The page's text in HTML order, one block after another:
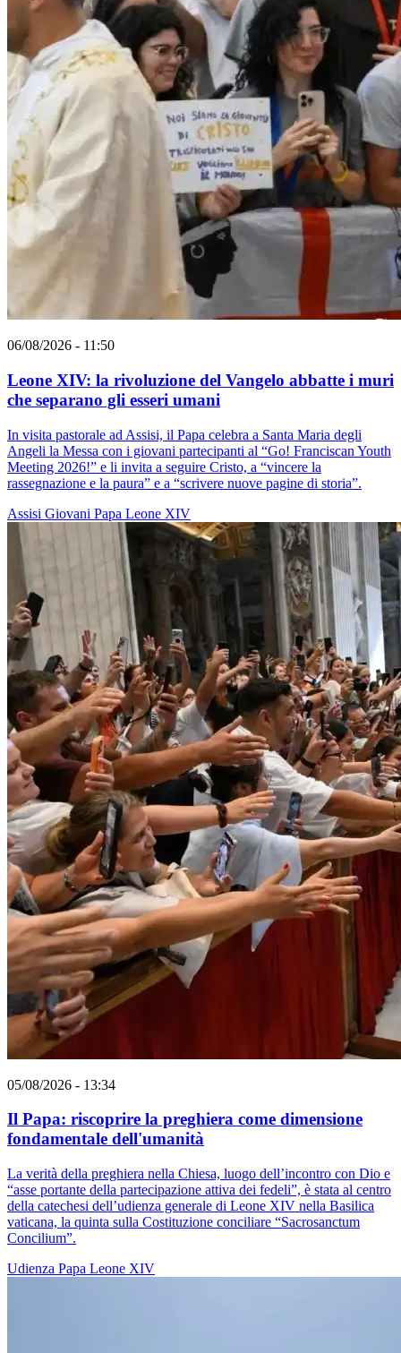
06/08/2026 - 11:50
Leone XIV: la rivoluzione del Vangelo abbatte i muri
che separano gli esseri umani
In visita pastorale ad Assisi, il Papa celebra a Santa Maria degli
Angeli la Messa con i giovani partecipanti al “Go! Franciscan Youth
Meeting 2026!” e li invita a seguire Cristo, a “vincere la
rassegnazione e la paura” e a “scrivere nuove pagine di storia”.
Assisi Giovani Papa Leone XIV
05/08/2026 - 13:34
Il Papa: riscoprire la preghiera come dimensione
fondamentale dell'umanità
La verità della preghiera nella Chiesa, luogo dell’incontro con Dio e
“asse portante della partecipazione attiva dei fedeli”, è stata al centro
della catechesi dell’udienza generale di Leone XIV nella Basilica
vaticana, la quinta sulla Costituzione conciliare “Sacrosanctum
Concilium”.
Udienza Papa Leone XIV